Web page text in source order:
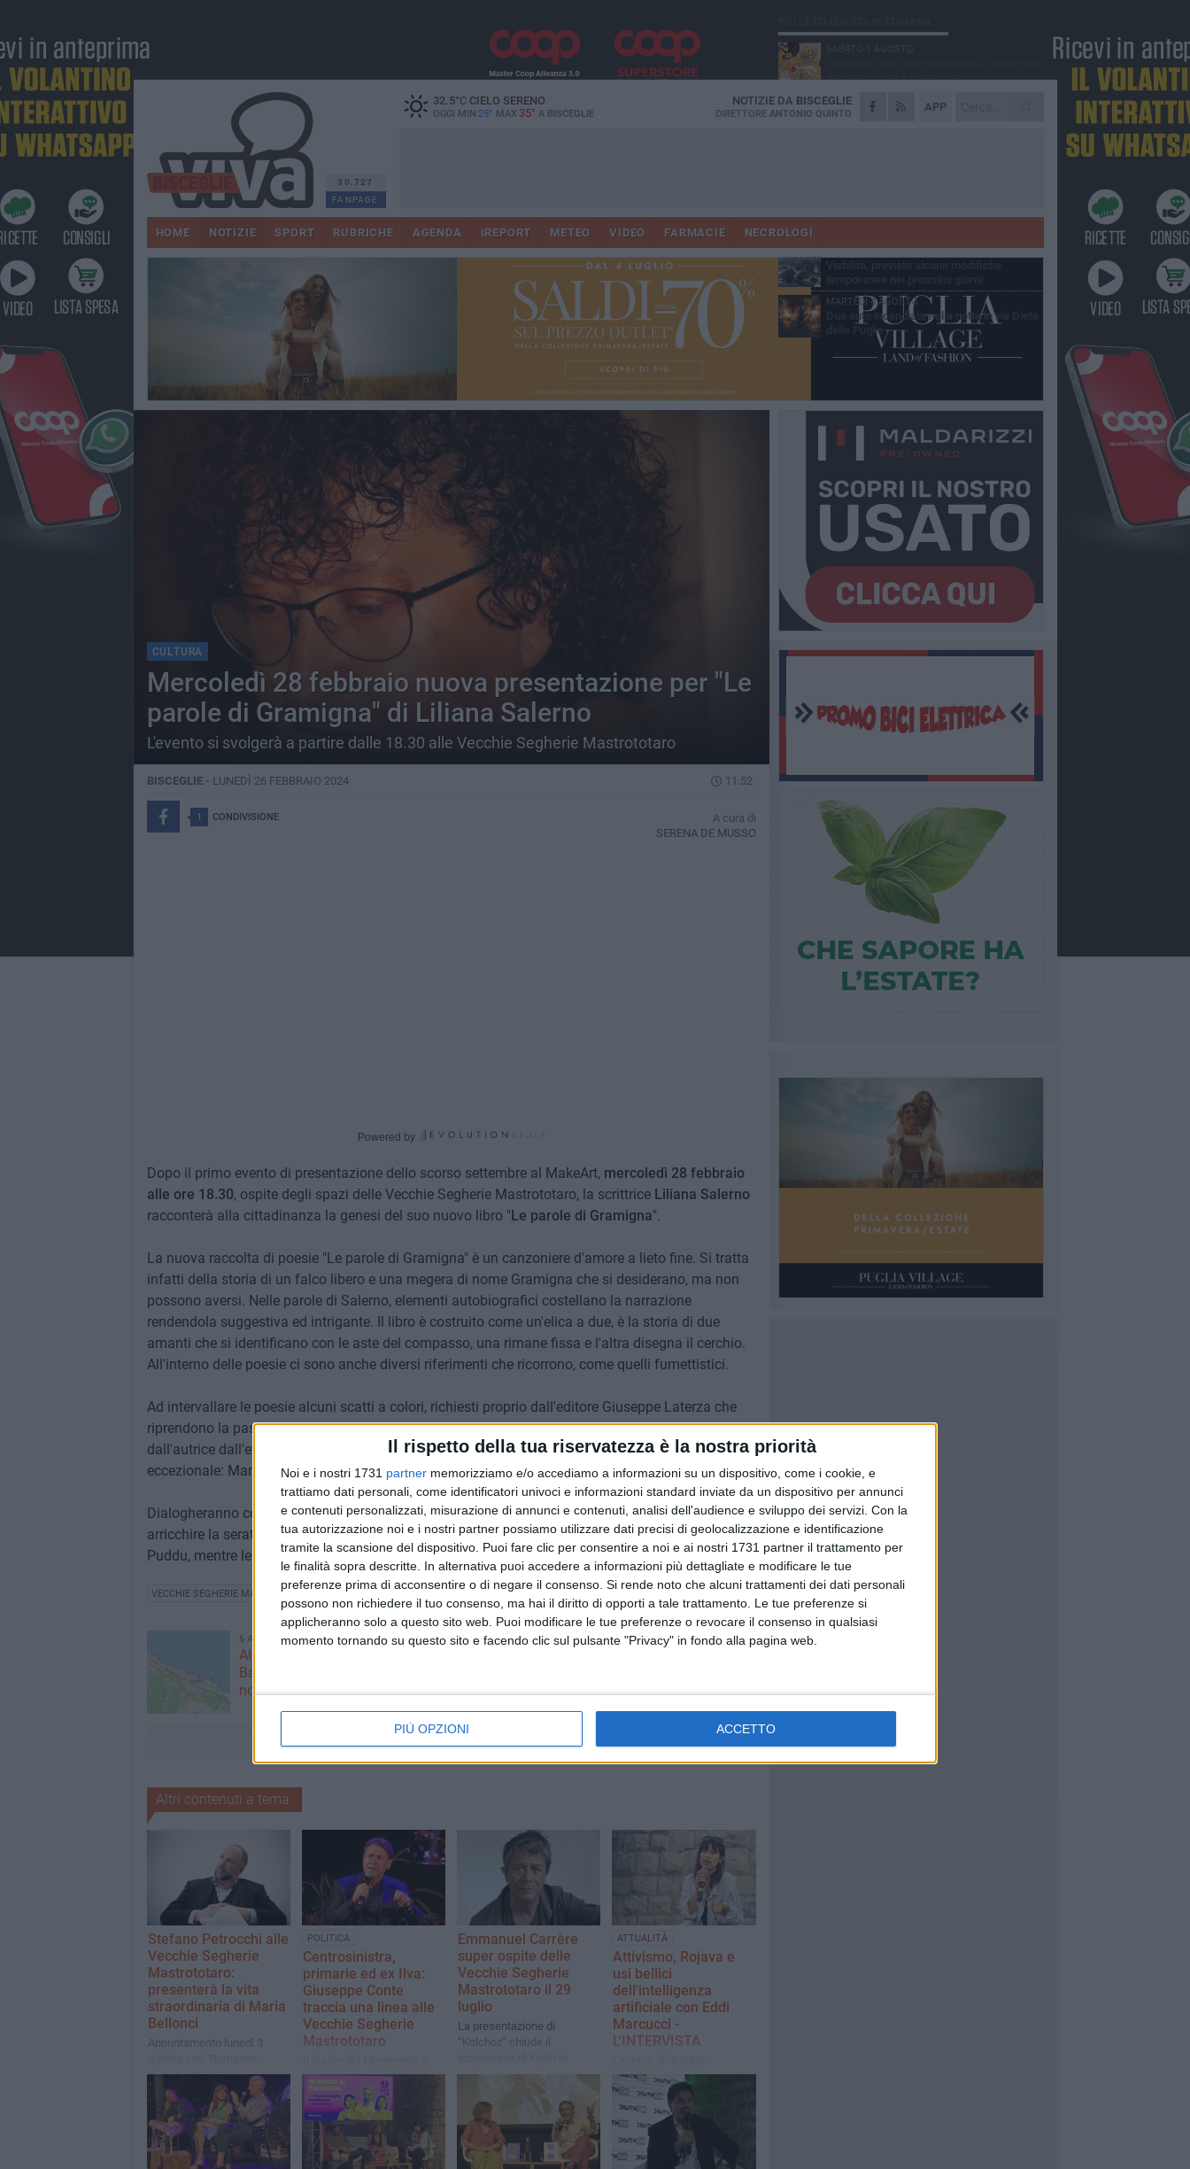
Il rispetto della tua riservatezza è la nostra priorità
Noi e i nostri 1731 partner memorizziamo e/o accediamo a informazioni su un dispositivo, come i cookie, e
trattiamo dati personali, come identificatori univoci e informazioni standard inviate da un dispositivo per annunci
e contenuti personalizzati, misurazione di annunci e contenuti, analisi dell'audience e sviluppo dei servizi. Con la
tua autorizzazione noi e i nostri partner possiamo utilizzare dati precisi di geolocalizzazione e identificazione
tramite la scansione del dispositivo. Puoi fare clic per consentire a noi e ai nostri 1731 partner il trattamento per
le finalità sopra descritte. In alternativa puoi accedere a informazioni più dettagliate e modificare le tue
preferenze prima di acconsentire o di negare il consenso. Si rende noto che alcuni trattamenti dei dati personali
possono non richiedere il tuo consenso, ma hai il diritto di opporti a tale trattamento. Le tue preferenze si
applicheranno solo a questo sito web. Puoi modificare le tue preferenze o revocare il consenso in qualsiasi
momento tornando su questo sito e facendo clic sul pulsante "Privacy" in fondo alla pagina web.
PIÙ OPZIONI ACCETTO
30.727
FANPAGE
32.5°CCIELO SERENO
OGGI MIN 25° MAX 35° A BISCEGLIE
APP
NOTIZIE DA BISCEGLIE
DIRETTORE ANTONIO QUINTO
HOME NOTIZIE SPORT RUBRICHE AGENDA IREPORT METEO VIDEO FARMACIE NECROLOGI
CULTURA
Mercoledì 28 febbraio nuova presentazione per "Le
parole di Gramigna" di Liliana Salerno
L'evento si svolgerà a partire dalle 18.30 alle Vecchie Segherie Mastrototaro
BISCEGLIE - LUNEDÌ 26 FEBBRAIO 2024 11.52
1 CONDIVISIONE
A cura di
SERENA DE MUSSO
Powered by
Dopo il primo evento di presentazione dello scorso settembre al MakeArt, mercoledì 28 febbraio
alle ore 18.30, ospite degli spazi delle Vecchie Segherie Mastrototaro, la scrittrice Liliana Salerno
racconterà alla cittadinanza la genesi del suo nuovo libro "Le parole di Gramigna".
La nuova raccolta di poesie "Le parole di Gramigna" è un canzoniere d'amore a lieto fine. Si tratta
infatti della storia di un falco libero e una megera di nome Gramigna che si desiderano, ma non
possono aversi. Nelle parole di Salerno, elementi autobiografici costellano la narrazione
rendendola suggestiva ed intrigante. Il libro è costruito come un'elica a due, è la storia di due
amanti che si identificano con le aste del compasso, una rimane fissa e l'altra disegna il cerchio.
All'interno delle poesie ci sono anche diversi riferimenti che ricorrono, come quelli fumettistici.
Ad intervallare le poesie alcuni scatti a colori, richiesti proprio dall'editore Giuseppe Laterza che
riprendono la passione dell'autrice per i giocattoli usati. L'interesse per la fotografia, coltivato
dall'autrice dall'età di 16 anni, si è rafforzato in lei grazie all'insegnamento di un maestro
eccezionale: Marco Tempesta.
Dialogheranno con la scrittrice l'avvocato Pietro Casella e l'architetta Daniela Salerno. Ad
arricchire la serata le letture di Maria Giulia Dell'Olio, Graziella De Cillis, Anna Lozito e Antonella
Puddu, mentre le musiche saranno a cura della violinista Alessia Porcelli.
VECCHIE SEGHERIE MASTROTOTARO POESIA
6 AGOSTO 2026
Alga tossica, ARPA conferma
Bandiera Bianca e valori nella
norma per Bisceglie
6 AGOSTO 2026
di sera si improvvisa»
Altri contenuti a tema
Stefano Petrocchi alle
Vecchie Segherie
Mastrototaro:
presenterà la vita
straordinaria di Maria
Bellonci
Appuntamento lunedì 3
privato"
POLITICA
Centrosinistra,
primarie ed ex Ilva:
Giuseppe Conte
traccia una linea alle
Vecchie Segherie
Mastrototaro
Stelle torna a Bisceglie in
occasione della
presentazione del suo libro
"Una nuova primavera"
Emmanuel Carrère
super ospite delle
Vecchie Segherie
Mastrototaro il 29
luglio
La presentazione di
“Kolchoz” chiude il
libreria
ATTUALITÀ
Attivismo, Rojava e
usi bellici
dell'intelligenza
artificiale con Eddi
Marcucci -
L'INTERVISTA
proteggimi" è stata ospite
della rassegna 42Gradi
presso le Vecchie Segherie
Mastrototaro
dei carabinieri a Bisceglie
VENERDÌ 31 LUGLIO
Torna l'appuntamento con la Pastasciutta
Dramma alla spiaggia Bi-Marmi: un
VENERDÌ 31 LUGLIO
MARTEDÌ 4 AGOSTO
Due auto incendiate nella notte in via Dieta
delle Puglie